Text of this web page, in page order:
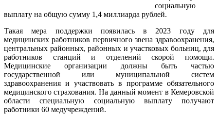
социальную
выплату на общую сумму 1,4 миллиарда рублей.
Такая мера поддержки появилась в 2023 году для
медицинских работников первичного звена здравоохранения,
центральных районных, районных и участковых больниц, для
работников станций и отделений скорой помощи.
Медицинские организации должны быть частью
государственной или муниципальной систем
здравоохранения и участвовать в программе обязательного
медицинского страхования. На данный момент в Кемеровской
области специальную социальную выплату получают
работники 60 медучреждений.